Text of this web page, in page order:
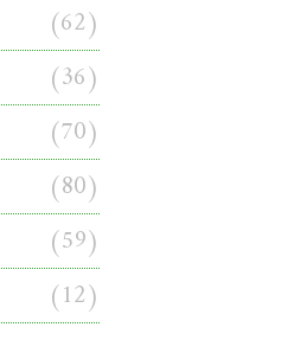
(62)
(36)
(70)
(80)
(59)
(12)